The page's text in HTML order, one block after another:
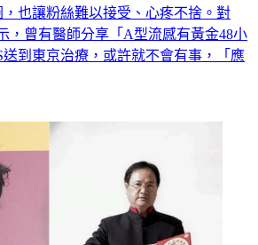
過世，享年48歲，農曆春節突如其來
，也讓粉絲難以接受、心疼不捨。對
，曾有醫師分享「A型流感有黃金48小
到東京治療，或許就不會有事，「應